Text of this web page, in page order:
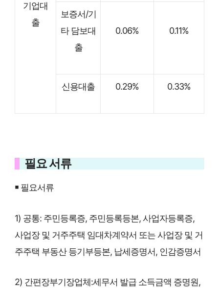
기업대
출
보증서/기
타 담보대
출
0.06% 0.11%
신용대출 0.29% 0.33%
필요 서류
￭ 필요서류
1) 공통: 주민등록증, 주민등록등본, 사업자등록증,
사업장 및 거주주택 임대차계약서 또는 사업장 및 거
주주택 부동산 등기부등본, 납세증명서, 인감증명서
2) 간편장부기장업체:세무서 발급 소득금액 증명원,